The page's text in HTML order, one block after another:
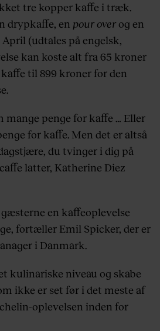
tre kopper kaffe i træk.
drypkaffe, en pour over og en
(udtales på engelsk,
kan koste alt fra 65 kroner
til 899 kroner for den
mange penge for kaffe … Eller
for kaffe. Men det er altså
du tvinger i dig på
latter, Katherine Diez
en kaffeoplevelse
fortæller Emil Spicker, der er
i Danmark.
kulinariske niveau og skabe
ikke er set før i det meste af
oplevelsen inden for